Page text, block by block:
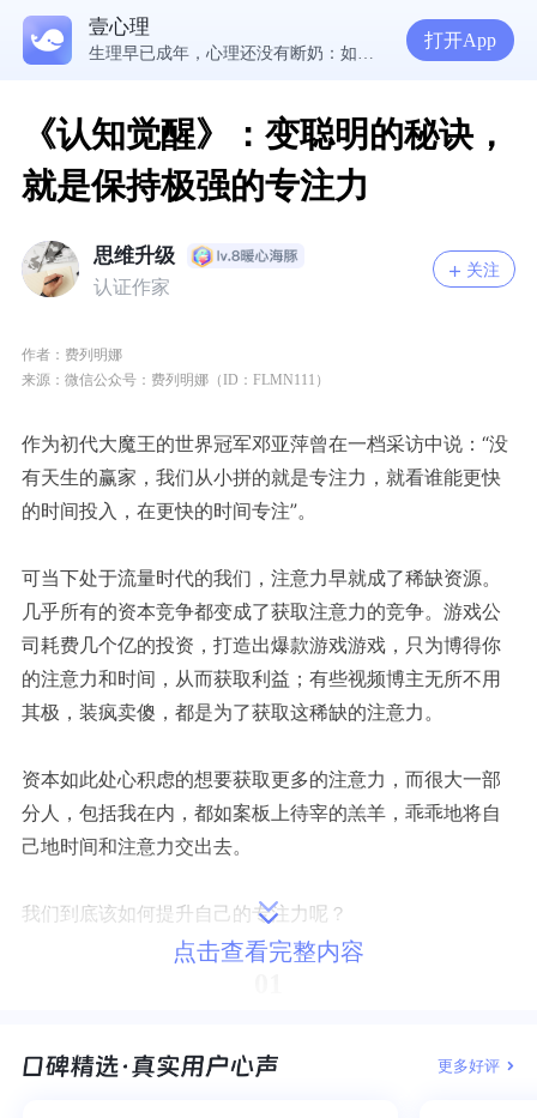
壹心理
5300万人在这里获得专业心理帮助
打开App
《认知觉醒》：变聪明的秘诀，
就是保持极强的专注力
思维升级
认证作家
关注
作者： 费列明娜
来源：微信公众号： 费列明娜（ID：FLMN111）
作为初代大魔王的世界冠军邓亚萍曾在一档采访中说：“没
有天生的赢家，我们从小拼的就是专注力，就看谁能更快
的时间投入，在更快的时间专注”。
可当下处于流量时代的我们，注意力早就成了稀缺资源。
几乎所有的资本竞争都变成了获取注意力的竞争。游戏公
司耗费几个亿的投资，打造出爆款游戏游戏，只为博得你
的注意力和时间，从而获取利益；有些视频博主无所不用
其极，装疯卖傻，都是为了获取这稀缺的注意力。
资本如此处心积虑的想要获取更多的注意力，而很大一部
分人，包括我在内，都如案板上待宰的羔羊，乖乖地将自
己地时间和注意力交出去。
我们到底该如何提升自己的专注力呢？
点击查看完整内容
更多好评